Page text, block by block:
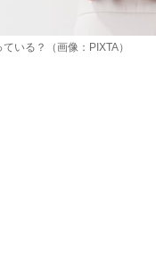
いる？（画像：PIXTA）